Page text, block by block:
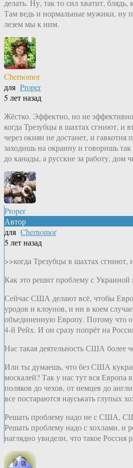
делать. Ну, так то сил хватит,
Там ведь и нормальные мужики, ну
лезем мы к ним.
Chernomor
для Proper
5 лет назад
Жёстко. Эффектно, но не
когда Трезубцы в шахтах сгниют, и
через окиян не достанет, и гавкотня
заходишь на окраину и говоришь
до канады, а русские за работу, дом
Proper
Автор
для Chernomor
5 лет назад
>>когда Трезубцы в шахтах сгниют,
Как это решит проблему с
Сейчас США делают всё, чтобы
уродов и клоунов, и ни в коем
объединенную Европу. Потому что
4-й Рейх. И он сразу попрёт на
Нас такая деятельность США более
Или ты думаешь, что без США
москалей? Так у нас тут вся
поляков до чехов, от немцев до
все постараются науськать глупых
Решать проблему надо не с США,
Решать проблему надо с хохлами, и
наглядно увидели, что такое Россия